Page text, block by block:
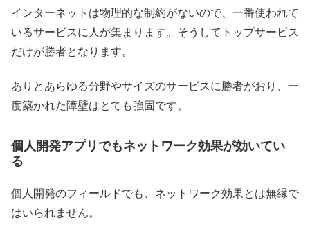
インターネットは物理的な制約がないので、一番使われて
いるサービスに人が集まります。そうしてトップサービス
だけが勝者となります。
ありとあらゆる分野やサイズのサービスに勝者がおり、一
度築かれた障壁はとても強固です。
個人開発アプリでもネットワーク効果が効いてい
る
個人開発のフィールドでも、ネットワーク効果とは無縁で
はいられません。